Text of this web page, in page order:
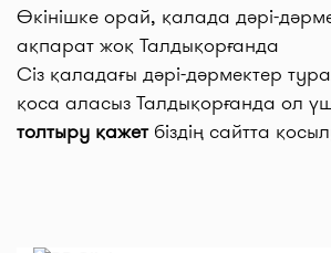
Өкінішке орай, қалада дәрі-
ақпарат жоқ Талдықорғанда
Сіз қаладағы дәрі-дәрмектер
қоса аласыз Талдықорғанда ол
толтыру қажетбіздің сайтта